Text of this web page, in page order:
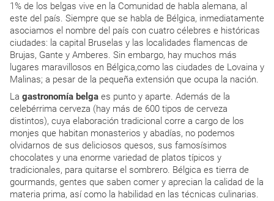
1% de los belgas vive en la Comunidad de habla alemana, al
este del país. Siempre que se habla de Bélgica, inmediatamente
asociamos el nombre del país con cuatro célebres e históricas
ciudades: la capital Bruselas y las localidades flamencas de
Brujas, Gante y Amberes. Sin embargo, hay muchos más
lugares maravillosos en Bélgica,como las ciudades de Lovaina y
Malinas; a pesar de la pequeña extensión que ocupa la nación.
La gastronomía belga es punto y aparte. Además de la
celebérrima cerveza (hay más de 600 tipos de cerveza
distintos), cuya elaboración tradicional corre a cargo de los
monjes que habitan monasterios y abadías, no podemos
olvidarnos de sus deliciosos quesos, sus famosísimos
chocolates y una enorme variedad de platos típicos y
tradicionales, para quitarse el sombrero. Bélgica es tierra de
gourmands, gentes que saben comer y aprecian la calidad de la
materia prima, así como la habilidad en las técnicas culinarias.